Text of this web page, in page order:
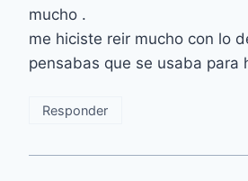
mucho .
me hiciste reir mucho con lo
pensabas que se usaba para
Responder